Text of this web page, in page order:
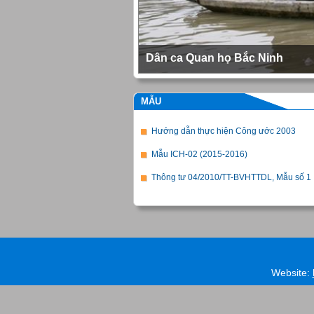
Dân ca Quan họ Bắc Ninh
MẪU
Hướng dẫn thực hiện Công ước 2003
Mẫu ICH-02 (2015-2016)
Thông tư 04/2010/TT-BVHTTDL, Mẫu số 1
Website: